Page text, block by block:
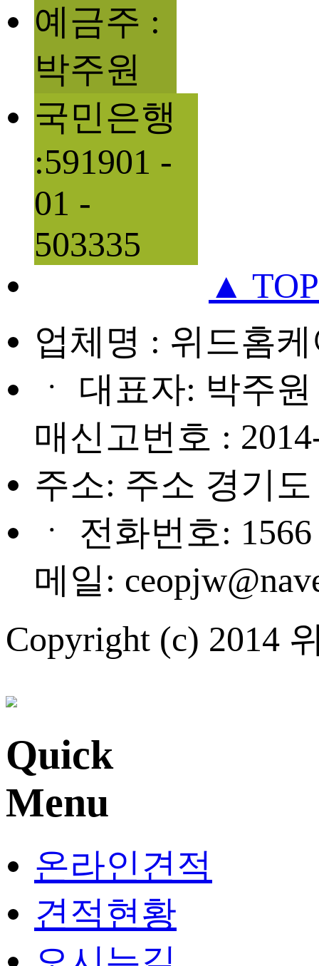
예금주 :
박주원
국민은행
:591901 -
01 -
503335
▲ TOP
업체명 : 위드홈
ㆍ 대표자: 박주
매신고번호 :
주소: 주소 경기
ㆍ 전화번호:
메일:
Copyright (c) 2014
Quick
Menu
온라인견적
견적현황